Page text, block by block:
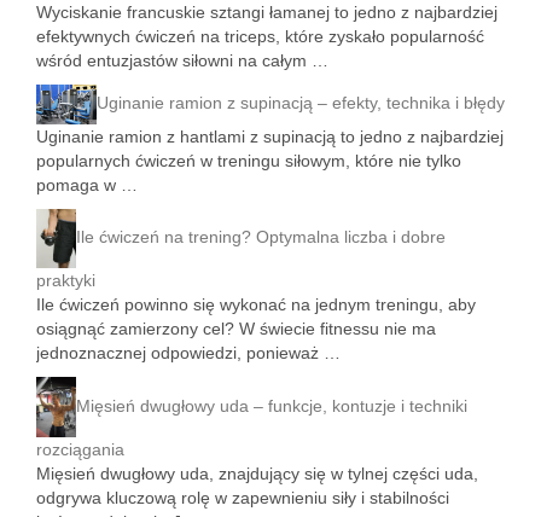
Wyciskanie francuskie sztangi łamanej to jedno z najbardziej
efektywnych ćwiczeń na triceps, które zyskało popularność
wśród entuzjastów siłowni na całym …
Uginanie ramion z supinacją – efekty, technika i błędy
Uginanie ramion z hantlami z supinacją to jedno z najbardziej
popularnych ćwiczeń w treningu siłowym, które nie tylko
pomaga w …
Ile ćwiczeń na trening? Optymalna liczba i dobre
praktyki
Ile ćwiczeń powinno się wykonać na jednym treningu, aby
osiągnąć zamierzony cel? W świecie fitnessu nie ma
jednoznacznej odpowiedzi, ponieważ …
Mięsień dwugłowy uda – funkcje, kontuzje i techniki
rozciągania
Mięsień dwugłowy uda, znajdujący się w tylnej części uda,
odgrywa kluczową rolę w zapewnieniu siły i stabilności